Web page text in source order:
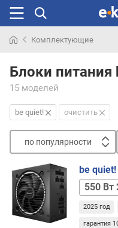
раньше
Комплектующие
Блоки питания
15 моделей
be quiet! очистить
по популярности
п
о
п
о
be
650 Вт
24+8+4
750 Вт
2025 год
гарантия